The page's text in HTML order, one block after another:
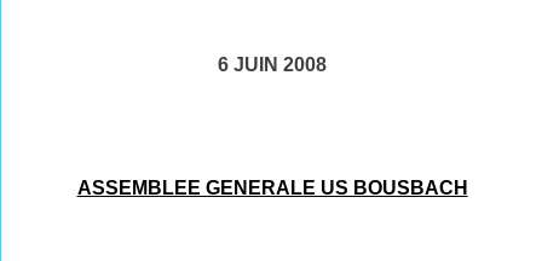
6 JUIN 2008
ASSEMBLEE GENERALE US BOUSBACH